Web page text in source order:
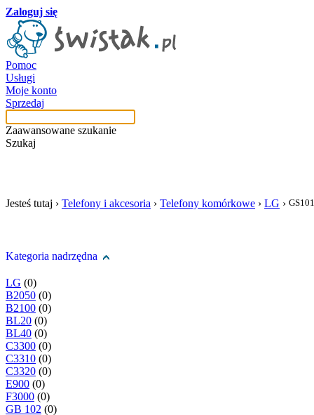
Zaloguj się
Pomoc
Usługi
Moje konto
Sprzedaj
Zaawansowane szukanie
Szukaj
Jesteś tutaj › Telefony i akcesoria › Telefony komórkowe › LG › GS101
Kategoria nadrzędna
LG (0)
B2050 (0)
B2100 (0)
BL20 (0)
BL40 (0)
C3300 (0)
C3310 (0)
C3320 (0)
E900 (0)
F3000 (0)
GB 102 (0)